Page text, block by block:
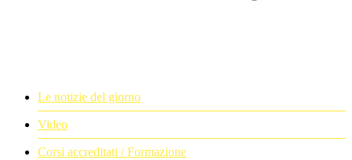
Le notizie del giorno
Video
Corsi accreditati / Formazione